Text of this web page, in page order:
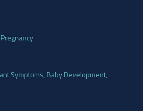
Symptoms, Baby Development,